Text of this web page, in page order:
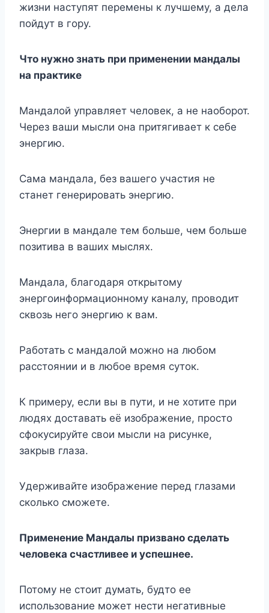
жизни наступят перемены к лучшему, а дела
пойдут в гору.
Что нужно знать при применении мандалы
на практике
Мандалой управляет человек, а не наоборот.
Через ваши мысли она притягивает к себе
энергию.
Сама мандала, без вашего участия не
станет генерировать энергию.
Энергии в мандале тем больше, чем больше
позитива в ваших мыслях.
Мандала, благодаря открытому
энергоинформационному каналу, проводит
сквозь него энергию к вам.
Работать с мандалой можно на любом
расстоянии и в любое время суток.
К примеру, если вы в пути, и не хотите при
людях доставать её изображение, просто
сфокусируйте свои мысли на рисунке,
закрыв глаза.
Удерживайте изображение перед глазами
сколько сможете.
Применение Мандалы призвано сделать
человека счастливее и успешнее.
Потому не стоит думать, будто ее
использование может нести негативные